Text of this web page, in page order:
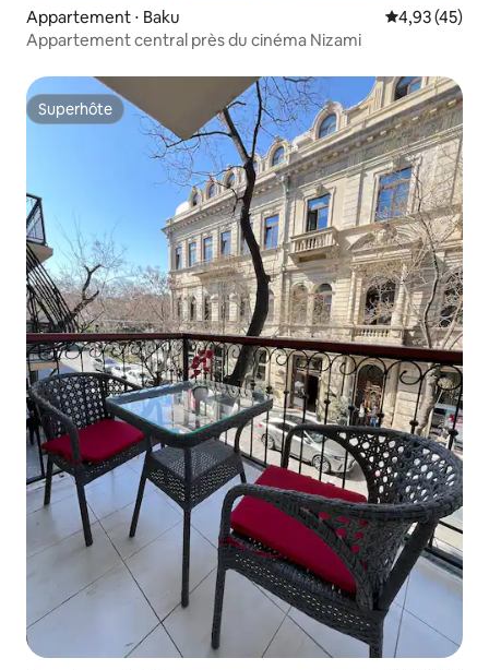
Appartement ⋅ Baku Évaluation
4,93 (45)
Appartement central près du cinéma Nizami
Superhôte
Superhôte